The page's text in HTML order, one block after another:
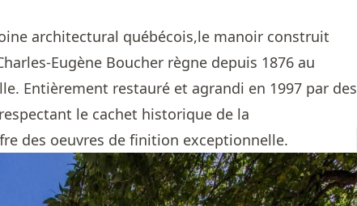
architectural québécois,le manoir construit
Eugène Boucher règne depuis 1876 au
Entièrement restauré et agrandi en 1997 par des
le cachet historique de la
des oeuvres de finition exceptionnelle.